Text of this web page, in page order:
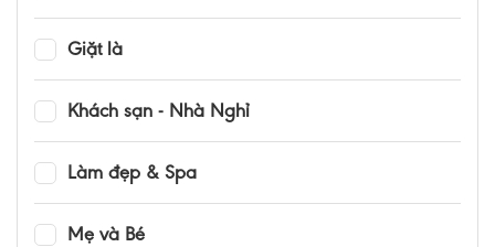
Giặt là
Khách sạn - Nhà Nghỉ
Làm đẹp & Spa
Mẹ và Bé